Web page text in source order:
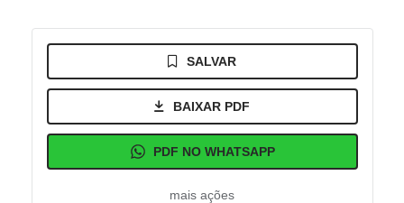
SALVAR
BAIXAR PDF
PDF NO WHATSAPP
mais ações